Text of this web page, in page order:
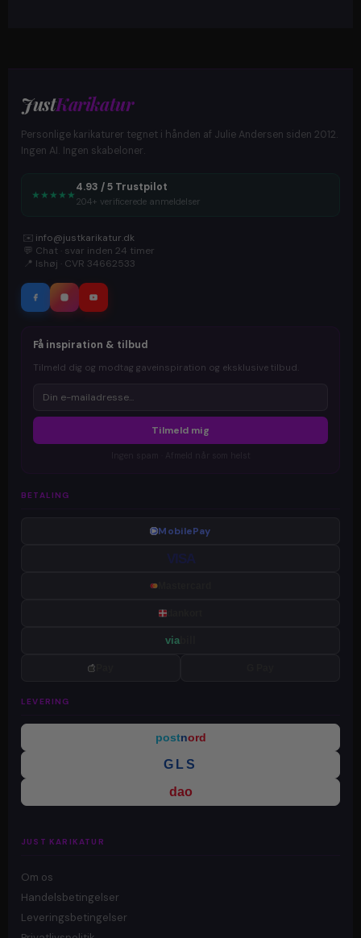
JustKarikatur
Personlige karikaturer tegnet i hånden af Julie Andersen siden 2012.
Ingen AI. Ingen skabeloner.
★ ★ ★ ★ ★
4.93 / 5 Trustpilot
204+ verificerede anmeldelser
✉️ info@justkarikatur.dk
💬 Chat · svar inden 24 timer
📍 Ishøj · CVR 34662533
Få inspiration & tilbud
Tilmeld dig og modtag gaveinspiration og eksklusive tilbud.
Tilmeld mig
JUST KARIKATUR
Om os
Handelsbetingelser
Leveringsbetingelser
BETALING
MobilePay
VISA
via
LEVERING
postnord
GLS
dao